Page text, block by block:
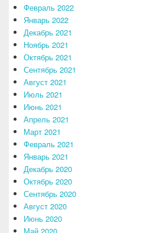
Февраль 2022
Январь 2022
Декабрь 2021
Ноябрь 2021
Октябрь 2021
Сентябрь 2021
Август 2021
Июль 2021
Июнь 2021
Апрель 2021
Март 2021
Февраль 2021
Январь 2021
Декабрь 2020
Октябрь 2020
Сентябрь 2020
Август 2020
Июнь 2020